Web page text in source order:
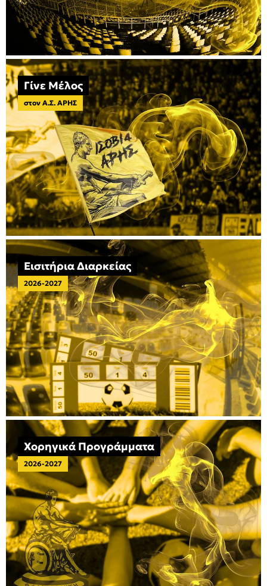
Γίνε Μέλος
στον Α.Σ. ΑΡΗΣ
Εισιτήρια Διαρκείας
2026-2027
Χορηγικά Προγράμματα
2026-2027